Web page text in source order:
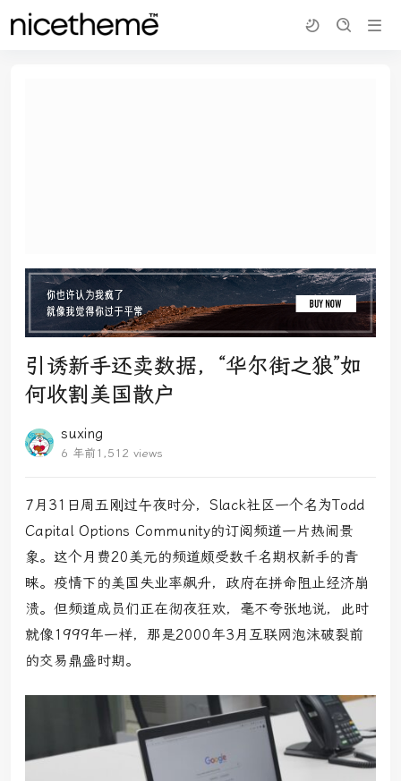
引诱新手还卖数据，“华尔街之狼”如
何收割美国散户
suxing
6 年前 1,512 views
7月31日周五刚过午夜时分，Slack社区一个名为Todd
Capital Options Community的订阅频道一片热闹景
象。这个月费20美元的频道颇受数千名期权新手的青
睐。疫情下的美国失业率飙升，政府在拼命阻止经济崩
溃。但频道成员们正在彻夜狂欢，毫不夸张地说，此时
就像1999年一样，那是2000年3月互联网泡沫破裂前
的交易鼎盛时期。